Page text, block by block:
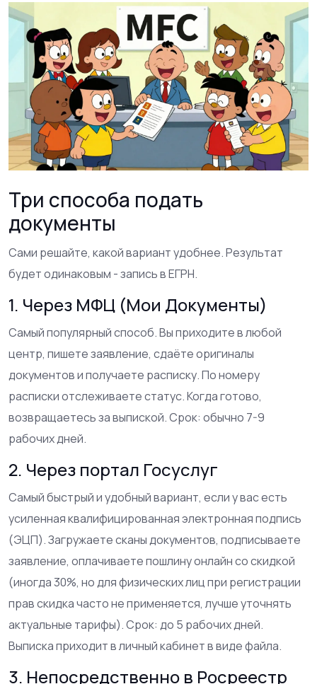
Три способа подать
документы
Сами решайте, какой вариант удобнее. Результат
будет одинаковым - запись в ЕГРН.
1. Через МФЦ (Мои Документы)
Самый популярный способ. Вы приходите в любой
центр, пишете заявление, сдаёте оригиналы
документов и получаете расписку. По номеру
расписки отслеживаете статус. Когда готово,
возвращаетесь за выпиской. Срок: обычно 7-9
рабочих дней.
2. Через портал Госуслуг
Самый быстрый и удобный вариант, если у вас есть
усиленная квалифицированная электронная подпись
(ЭЦП). Загружаете сканы документов, подписываете
заявление, оплачиваете пошлину онлайн со скидкой
(иногда 30%, но для физических лиц при регистрации
прав скидка часто не применяется, лучше уточнять
актуальные тарифы). Срок: до 5 рабочих дней.
Выписка приходит в личный кабинет в виде файла.
3. Непосредственно в Росреестр